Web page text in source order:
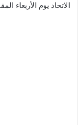
الاتحاد يوم الأربعاء